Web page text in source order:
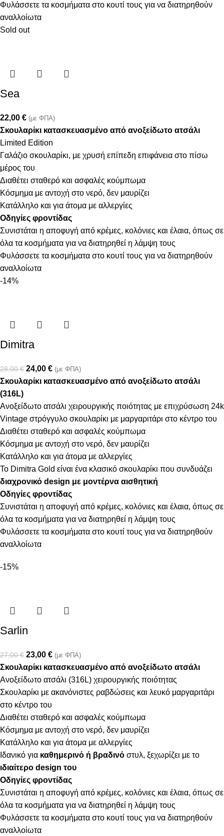
Φυλάσσετε τα κοσμήματα στο κουτί τους για να διατηρηθούν
αναλλοίωτα
Sold out
Sea
22,00 € (με ΦΠΑ)
Σκουλαρίκι κατασκευασμένο από ανοξείδωτο ατσάλι
Limited Edition
Γαλάζιο σκουλαρίκι, με χρυσή επίπεδη επιφάνεια στο πίσω
μέρος του
Διαθέτει σταθερό και ασφαλές κούμπωμα
Κόσμημα με αντοχή στο νερό, δεν μαυρίζει
Κατάλληλο και για άτομα με αλλεργίες
Οδηγίες φροντίδας
Συνιστάται η αποφυγή από κρέμες, κολόνιες και έλαια, όπως σε
όλα τα κοσμήματα για να διατηρηθεί η λάμψη τους
Φυλάσσετε τα κοσμήματα στο κουτί τους για να διατηρηθούν
αναλλοίωτα
-14%
Dimitra
28,00€ 24,00 € (με ΦΠΑ)
Σκουλαρίκι κατασκευασμένο από ανοξείδωτο ατσάλι
(316L)
Ανοξείδωτο ατσάλι χειρουργικής ποιότητας με επιχρύσωση 24k
Vintage στρόγγυλο σκουλαρίκι με μαργαριτάρι στο κέντρο του
Διαθέτει σταθερό και ασφαλές κούμπωμα
Κόσμημα με αντοχή στο νερό, δεν μαυρίζει
Κατάλληλο και για άτομα με αλλεργίες
Το Dimitra Gold είναι ένα κλασικό σκουλαρίκι που συνδυάζει
διαχρονικό design με μοντέρνα αισθητική
Οδηγίες φροντίδας
Συνιστάται η αποφυγή από κρέμες, κολόνιες και έλαια, όπως σε
όλα τα κοσμήματα για να διατηρηθεί η λάμψη τους
Φυλάσσετε τα κοσμήματα στο κουτί τους για να διατηρηθούν
αναλλοίωτα
-15%
Sarlin
27,00€ 23,00 € (με ΦΠΑ)
Σκουλαρίκι κατασκευασμένο από ανοξείδωτο ατσάλι
Ανοξείδωτο ατσάλι (316L) χειρουργικής ποιότητας
Σκουλαρίκι με ακανόνιστες ραβδώσεις και λευκό μαργαριτάρι
στο κέντρο του
Διαθέτει σταθερό και ασφαλές κούμπωμα
Κόσμημα με αντοχή στο νερό, δεν μαυρίζει
Κατάλληλο και για άτομα με αλλεργίες
Ιδανικό για καθημερινό ή βραδινό στυλ, ξεχωρίζει με το
ιδιαίτερο design του
Οδηγίες φροντίδας
Συνιστάται η αποφυγή από κρέμες, κολόνιες και έλαια, όπως σε
όλα τα κοσμήματα για να διατηρηθεί η λάμψη τους
Φυλάσσετε τα κοσμήματα στο κουτί τους για να διατηρηθούν
αναλλοίωτα